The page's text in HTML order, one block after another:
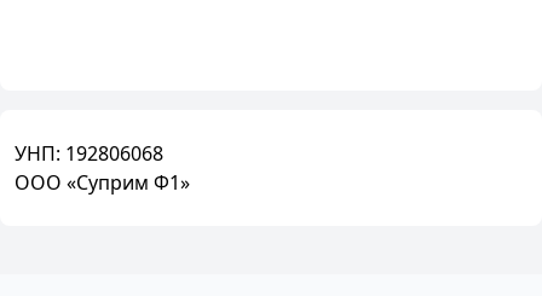
УНП: 192806068
ООО «Суприм Ф1»